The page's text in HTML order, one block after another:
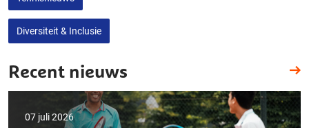
Diversiteit & Inclusie
Recent nieuws
07 juli 2026